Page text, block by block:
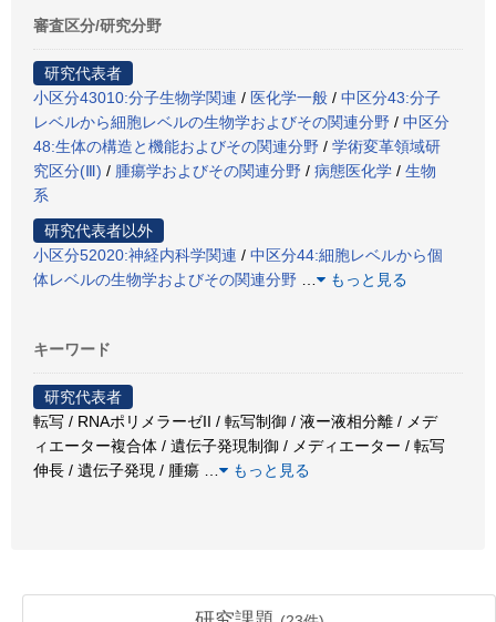
審査区分/研究分野
研究代表者
小区分43010:分子生物学関連 / 医化学一般 / 中区分43:分子
レベルから細胞レベルの生物学およびその関連分野 / 中区分
48:生体の構造と機能およびその関連分野 / 学術変革領域研
究区分(Ⅲ) / 腫瘍学およびその関連分野 / 病態医化学 / 生物
系
研究代表者以外
小区分52020:神経内科学関連 / 中区分44:細胞レベルから個
体レベルの生物学およびその関連分野
もっと見る
キーワード
研究代表者
転写 / RNAポリメラーゼII / 転写制御 / 液ー液相分離 / メデ
ィエーター複合体 / 遺伝子発現制御 / メディエーター / 転写
伸長 / 遺伝子発現 / 腫瘍
もっと見る